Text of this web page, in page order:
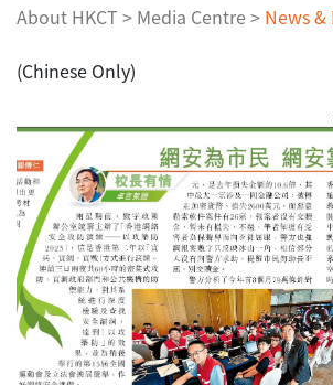
About HKCT > Media Centre > News &
(Chinese Only)